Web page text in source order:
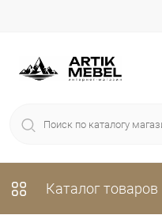
Каталог товаров